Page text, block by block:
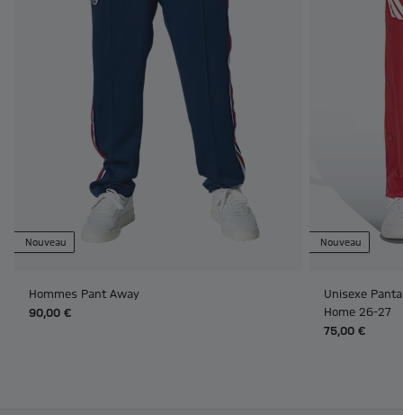
Nouveau
Hommes Pant Away
90,00 €
Nouveau
Unisexe
Home 26-27
75,00 €